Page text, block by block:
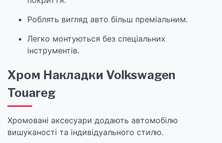
Роблять вигляд авто більш преміальним.
Легко монтуються без спеціальних
інструментів.
Хром Накладки Volkswagen
Touareg
Хромовані аксесуари додають автомобілю
вишуканості та індивідуального стилю.